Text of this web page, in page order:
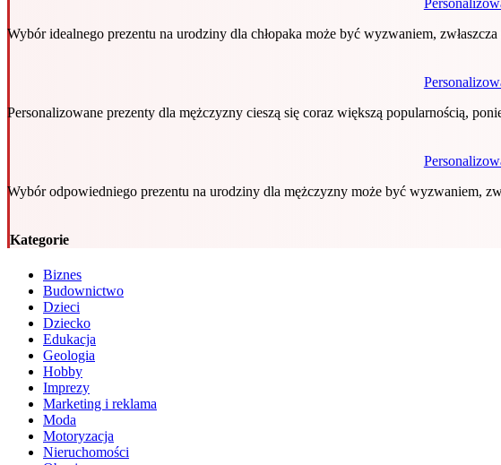
Wybór idealnego prezentu na urodziny dla chłopaka może być wyzwaniem,
Personalizowane prezenty dla mężczyzny cieszą się coraz większą popularnością,
Wybór odpowiedniego prezentu na urodziny dla mężczyzny może być wyzwaniem,
Kategorie
Biznes
Budownictwo
Dzieci
Dziecko
Edukacja
Geologia
Hobby
Imprezy
Marketing i reklama
Moda
Motoryzacja
Nieruchomości